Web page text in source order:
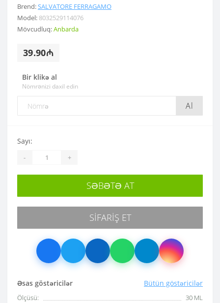
Brend:SALVATORE FERRAGAMO
Model: 8032529114076
Mövcudluq:Anbarda
39.90₼
Bir klikə al
Nömrənizi daxil edin
Al
Əsas göstəricilər Bütün göstəricilər
Ölçüsü:
30 ML
Sayı:
- +
SƏBƏTƏ AT
SIFARIŞ ET